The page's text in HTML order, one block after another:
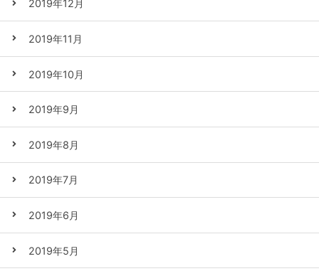
2019年12月
2019年11月
2019年10月
2019年9月
2019年8月
2019年7月
2019年6月
2019年5月